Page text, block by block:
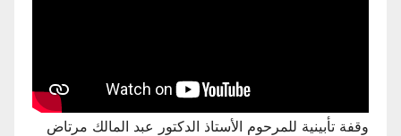
وقفة تأبينية للمرحوم الأستاذ الدكتور عبد المالك مرتاض